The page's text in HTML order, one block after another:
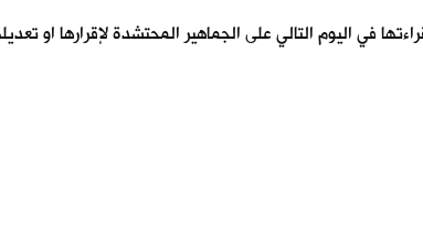
اليوم التالي على الجماهير المحتشدة لإقرارها او